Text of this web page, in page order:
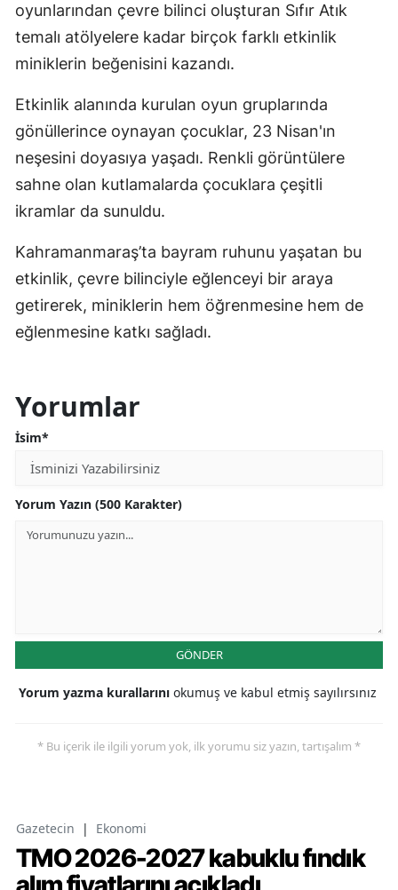
oyunlarından çevre bilinci oluşturan Sıfır Atık
temalı atölyelere kadar birçok farklı etkinlik
miniklerin beğenisini kazandı.
Etkinlik alanında kurulan oyun gruplarında
gönüllerince oynayan çocuklar, 23 Nisan'ın
neşesini doyasıya yaşadı. Renkli görüntülere
sahne olan kutlamalarda çocuklara çeşitli
ikramlar da sunuldu.
Kahramanmaraş’ta bayram ruhunu yaşatan bu
etkinlik, çevre bilinciyle eğlenceyi bir araya
getirerek, miniklerin hem öğrenmesine hem de
eğlenmesine katkı sağladı.
Yorumlar
İsim*
Yorum Yazın (500 Karakter)
GÖNDER
Yorum yazma kurallarını okumuş ve kabul etmiş sayılırsınız
* Bu içerik ile ilgili yorum yok, ilk yorumu siz yazın, tartışalım *
Gazetecin | Ekonomi
TMO 2026-2027 kabuklu fındık